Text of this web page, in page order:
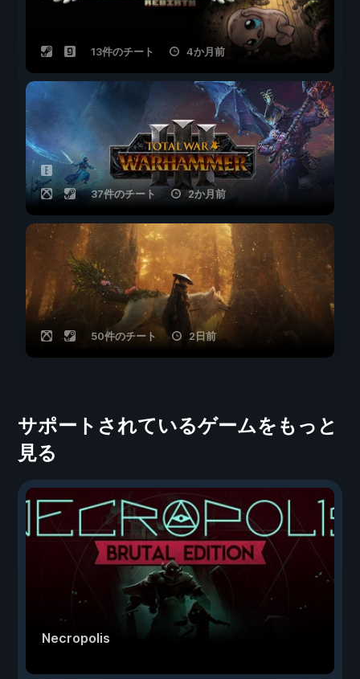
13件のチート 4か月前
37件のチート 2か月前
50件のチート 2日前
サポートされているゲームをもっと
見る
Necropolis